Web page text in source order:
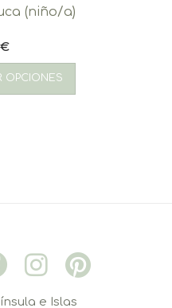
(niño/a)
€
OPCIONES
e Islas